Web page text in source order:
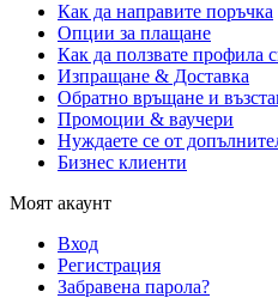
Как да направите поръчка
Опции за плащане
Как да ползвате профила
Изпращане & Доставка
Обратно връщане и
Промоции & ваучери
Нуждаете се от
Бизнес клиенти
Моят акаунт
Вход
Регистрация
Забравена парола?